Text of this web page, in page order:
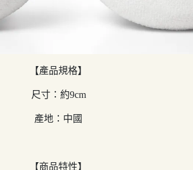
【產品規格】
尺寸：約9cm
產地：中國
【商品特性】